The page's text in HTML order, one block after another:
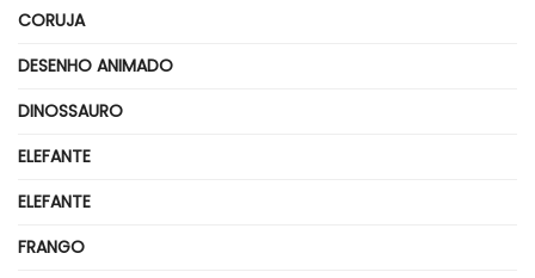
CORUJA
DESENHO ANIMADO
DINOSSAURO
ELEFANTE
ELEFANTE
FRANGO